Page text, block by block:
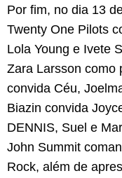
Por fim, no dia 13
Twenty One Pilots
Lola Young e Ivete
Zara Larsson como
convida Céu,
Biazin convida
DENNIS, Suel e
John Summit
Rock, além de